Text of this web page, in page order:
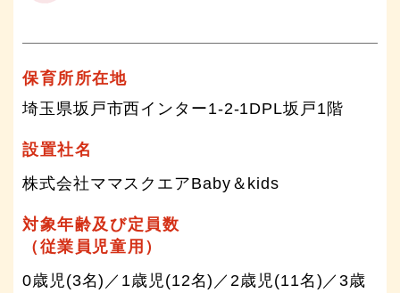
保育所所在地
埼玉県坂戸市西インター1-2-1DPL坂戸1階
設置社名
株式会社ママスクエアBaby＆kids
対象年齢及び定員数
（従業員児童用）
0歳児(3名)／1歳児(12名)／2歳児(11名)／3歳